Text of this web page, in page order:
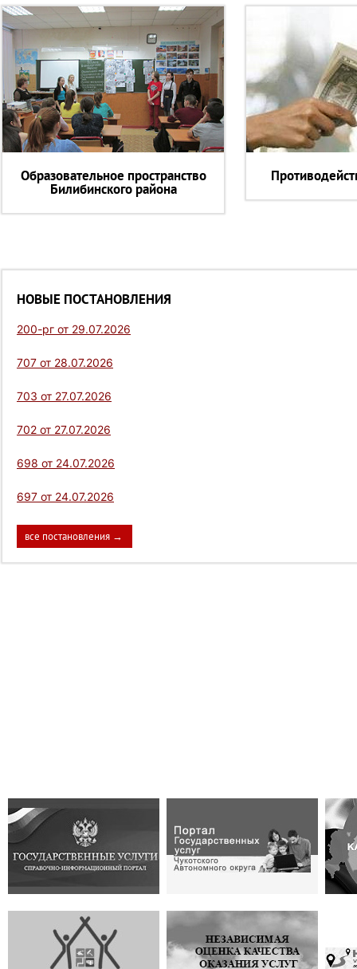
Образовательное пространство
Билибинского района
НОВЫЕ ПОСТАНОВЛЕНИЯ
200-рг от 29.07.2026
707 от 28.07.2026
703 от 27.07.2026
702 от 27.07.2026
698 от 24.07.2026
697 от 24.07.2026
все постановления →